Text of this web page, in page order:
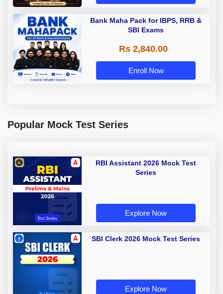
Bank Maha Pack for IBPS, RRB &
SBI Exams
Rs 2,840.00
Enroll Now
Popular Mock Test Series
RBI Assistant 2026 Mock Test
Series
Explore Now
SBI Clerk 2026 Mock Test Series
Explore Now